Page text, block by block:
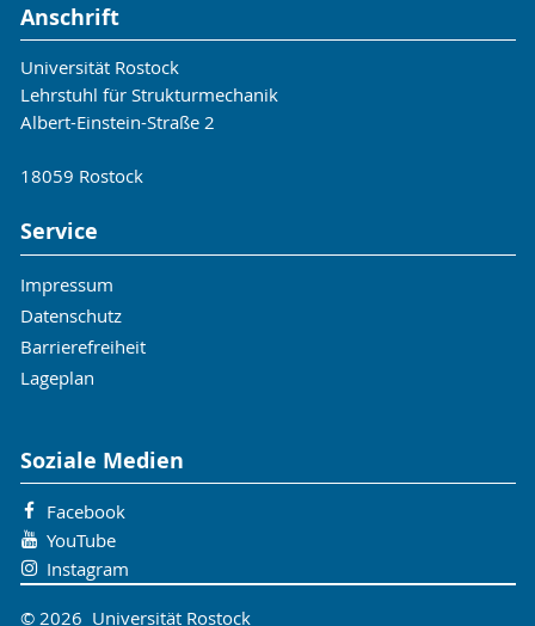
Anschrift
Universität Rostock
Lehrstuhl für Strukturmechanik
Albert-Einstein-Straße 2
18059 Rostock
Service
Impressum
Datenschutz
Barrierefreiheit
Lageplan
Soziale Medien
Facebook
YouTube
Instagram
© 2026 Universität Rostock